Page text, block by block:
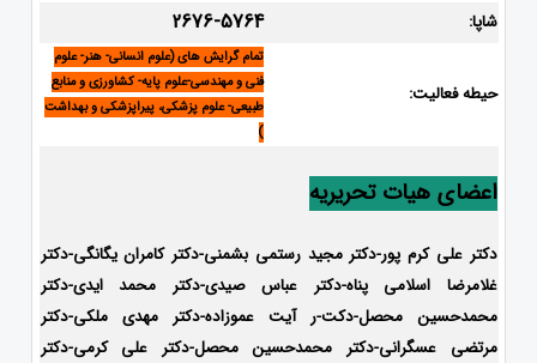
شاپا: 2676-5764
حیطه فعالیت:
تمام گرایش های (علوم انسانی- هنر- علوم
فنی و مهندسی-علوم پایه- کشاورزی و منابع
طبیعی- علوم پزشکی، پیراپزشکی و بهداشت
)
اعضای هیات تحریریه
دکتر علی کرم پور-دکتر مجید رستمی بشمنی-دکتر کامران یگانگی-دکتر
غلامرضا اسلامی پناه-دکتر عباس صیدی-دکتر محمد ایدی-دکتر
محمدحسین محصل-دکت-ر آیت عموزاده-دکتر مهدی ملکی-دکتر
مرتضی عسگرانی-دکتر محمدحسین محصل-دکتر علی کرمی-دکتر